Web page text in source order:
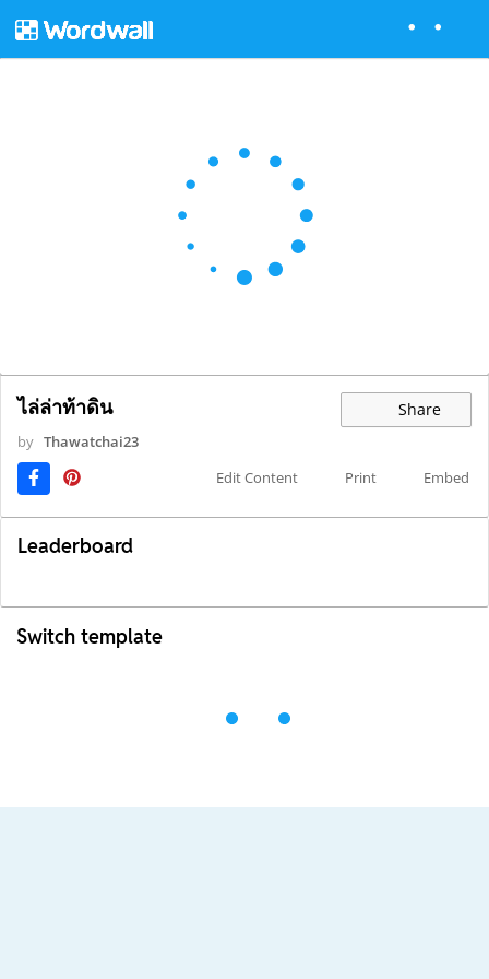
ไล่ล่าท้าดิน Share
by Thawatchai23
Edit Content
Print Embed
Leaderboard
Switch template